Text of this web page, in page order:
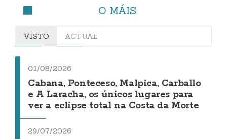
O MÁIS
VISTO ACTUAL
01/08/2026
Cabana, Ponteceso, Malpica, Carballo
e A Laracha, os únicos lugares para
ver a eclipse total na Costa da Morte
29/07/2026